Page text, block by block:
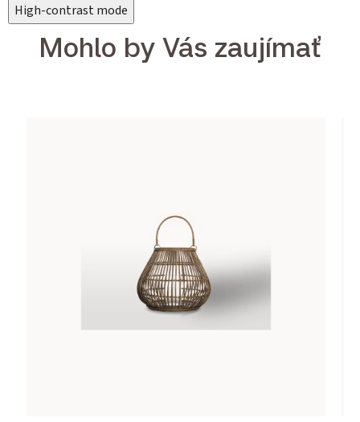
High-contrast mode
Mohlo by Vás zaujímať